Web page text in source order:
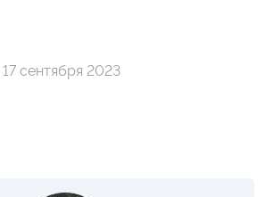
17 сентября 2023